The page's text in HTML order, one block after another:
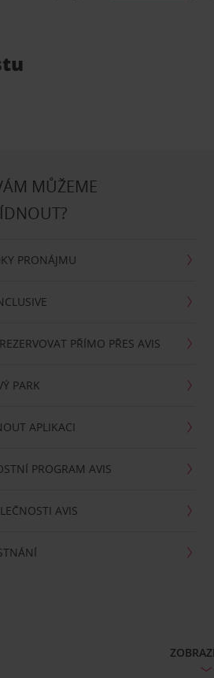
MŮŽEME
PRONÁJMU
PŘÍMO PŘES AVIS
PARK
APLIKACI
PROGRAM AVIS
AVIS